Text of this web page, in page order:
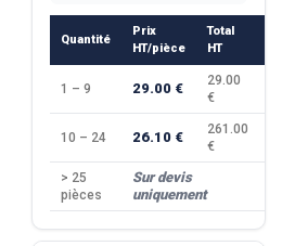
Quantité
Prix
HT/pièce
Total
HT
1 – 9 29.00 €
29.00
€
10 – 24 26.10 €
261.00
€
> 25
pièces
Sur devis
uniquement